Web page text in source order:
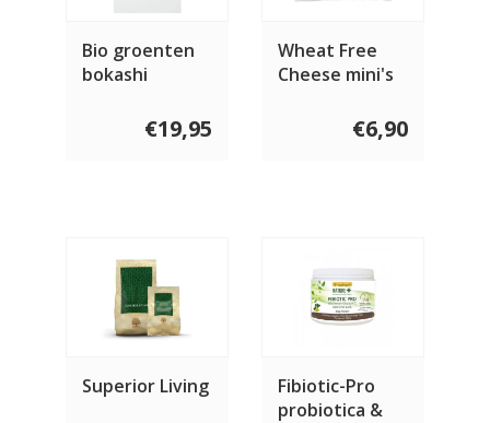
Bio groenten
bokashi
€19,95
Wheat Free
Cheese mini's
€6,90
Superior Living
Fibiotic-Pro
probiotica &